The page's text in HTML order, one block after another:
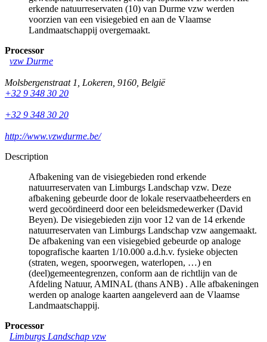
erkende natuurreservaten (10) van Durme vzw werden
voorzien van een visiegebied en aan de Vlaamse
Landmaatschappij overgemaakt.
Processor
vzw Durme
Molsbergenstraat 1 Lokeren 9160 België
+32 9 348 30 20
+32 9 348 30 20
http://www.vzwdurme.be/
Description
Afbakening van de visiegebieden rond erkende
natuurreservaten van Limburgs Landschap vzw. Deze
afbakening gebeurde door de lokale reservaatbeheerders en
werd gecoördineerd door een beleidsmedewerker (David
Beyen). De visiegebieden zijn voor 12 van de 14 erkende
natuurreservaten van Limburgs Landschap vzw aangemaakt.
De afbakening van een visiegebied gebeurde op analoge
topografische kaarten 1/10.000 a.d.h.v. fysieke objecten
(straten, wegen, spoorwegen, waterlopen, …) en
(deel)gemeentegrenzen, conform aan de richtlijn van de
Afdeling Natuur, AMINAL (thans ANB) . Alle afbakeningen
werden op analoge kaarten aangeleverd aan de Vlaamse
Landmaatschappij.
Processor
Limburgs Landschap vzw